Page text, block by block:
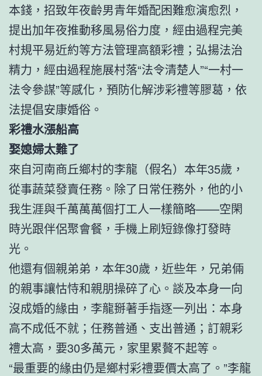
本錢，招致年夜齡男青年婚配困難愈演愈烈，
提出加年夜推動移風易俗力度，經由過程完美
村規平易近約等方法管理高額彩禮；弘揚法治
精力，經由過程施展村落“法令清楚人”“一村一
法令參謀”等感化，預防化解涉彩禮等膠葛，依
法提倡安康婚俗。
彩禮水漲船高
娶媳婦太難了
來自河南商丘鄉村的李龍（假名）本年35歲，
從事蔬菜發賣任務。除了日常任務外，他的小
我生涯與千萬萬萬個打工人一樣簡略——空閑
時光跟伴侶聚會餐，手機上刷短錄像打發時
光。
他還有個親弟弟，本年30歲，近些年，兄弟倆
的親事讓怙恃和親朋操碎了心。談及本身一向
沒成婚的緣由，李龍掰著手指逐一列出：本身
高不成低不就；任務普通、支出普通；訂親彩
禮太高，要30多萬元，家里累贅不起等。
“最重要的緣由仍是鄉村彩禮要價太高了。”李龍